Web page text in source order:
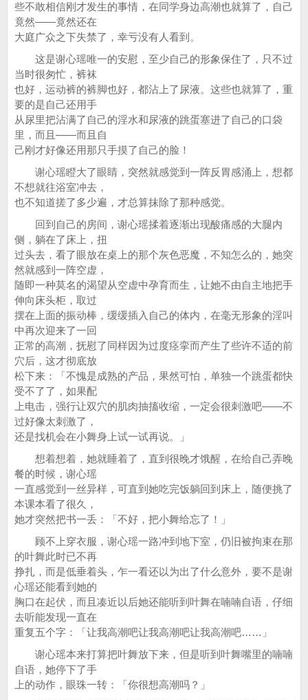
些不敢相信刚才发生的事情，在同学身边高潮也就算了，自己
竟然——竟然还在
大庭广众之下失禁了，幸亏没有人看到。
这是谢心瑶唯一的安慰，至少自己的形象保住了，只不过
当时很匆忙，裤袜
也好，运动裤的裤脚也好，都沾上了尿液。这些也就算了，重
要的是自己还用手
从尿里把沾满了自己的淫水和尿液的跳蛋塞进了自己的口袋
里，而且——而且自
己刚才好像还用那只手摸了自己的脸！
谢心瑶瞪大了眼睛，突然就感觉到一阵反胃感涌上，想都
不想就往浴室冲去，
也不知道搓了多少遍，才总算抹除了那种感觉。
回到自己的房间，谢心瑶揉着逐渐出现酸痛感的大腿内
侧，躺在了床上，扭
过头去，看了眼放在桌上的那个灰色恶魔，不知怎么的，她突
然就感到一阵空虚，
随即一种莫名的渴望从空虚中孕育而生，让她不由自主地把手
伸向床头柜，取过
摆在上面的振动棒，缓缓插入自己的体内，在毫无形象的淫叫
中再次迎来了一回
正常的高潮，抚慰了同样因为过度痉挛而产生了些许不适的前
穴后，这才彻底放
松下来：「不愧是成熟的产品，果然可怕，单独一个跳蛋都快
受不了了，如果配
上电击，强行让双穴的肌肉抽搐收缩，一定会很刺激吧——不
过好像太刺激了，
还是找机会在小舞身上试一试再说。」
想着想着，她就睡着了，直到很晚才饿醒，在给自己弄晚
餐的时候，谢心瑶
一直感觉到一丝异样，可直到她吃完饭躺回到床上，随便挑了
本课本看了很久，
她才突然把书一丢：「不好，把小舞给忘了！」
顾不上穿衣服，谢心瑶一路冲到地下室，仍旧被拘束在那
的叶舞此时已不再
挣扎，而是低垂着头，乍一看还以为出了什么意外，要不是谢
心瑶还能看到她的
胸口在起伏，而且凑近以后她还能听到叶舞在喃喃自语，仔细
去听能发现一直在
重复五个字：「让我高潮吧让我高潮吧让我高潮吧……」
谢心瑶本来打算把叶舞放下来，但是听到叶舞嘴里的喃喃
自语，她停下了手
上的动作，眼珠一转：「你很想高潮吗？」